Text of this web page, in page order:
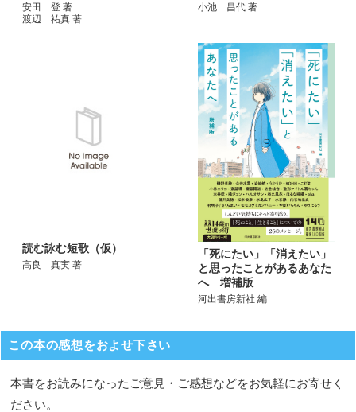
安田 登 著
渡辺 祐真 著
小池 昌代 著
読む詠む短歌（仮）
高良 真実 著
「死にたい」「消えたい」
と思ったことがあるあなた
へ 増補版
河出書房新社 編
この本の感想をおよせ下さい
本書をお読みになったご意見・ご感想などをお気軽にお寄せく
ださい。